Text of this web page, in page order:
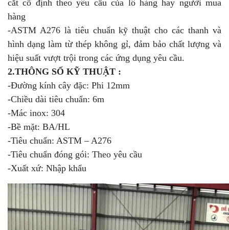
cắt cố định theo yêu cầu của lô hàng hay người mua
hàng
-ASTM A276 là tiêu chuẩn kỹ thuật cho các thanh và
hình dạng làm từ thép không gỉ, đảm bảo chất lượng và
hiệu suất vượt trội trong các ứng dụng yêu cầu.
2.THÔNG SỐ KỸ THUẬT :
-Đường kính cây đặc: Phi 12mm
-Chiều dài tiêu chuẩn: 6m
-Mác inox: 304
-Bề mặt: BA/HL
-Tiêu chuẩn: ASTM – A276
-Tiêu chuẩn đóng gói: Theo yêu cầu
-Xuất xứ: Nhập khẩu